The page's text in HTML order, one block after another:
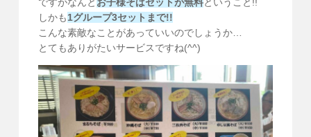
しかも1グループ3セットまで!!
こんな素敵なことがあっていいのでしょうか…
とてもありがたいサービスですね(^^)